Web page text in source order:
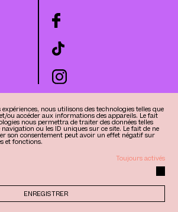
HEAT est certifié
nous utilisons des technologies telles que
ou accéder aux informations des appareils. Le fait
nous permettra de traiter des données telles
ou les ID uniques sur ce site. Le fait de ne
son consentement peut avoir un effet négatif sur
et fonctions.
Toujours activés
ENREGISTRER